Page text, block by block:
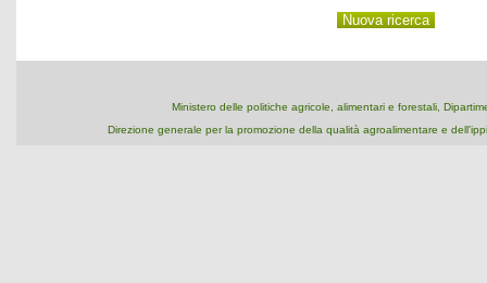
Ministero delle politiche agricole, alimentari e forestali,
Direzione generale per la promozione della qualità agroalimentare e